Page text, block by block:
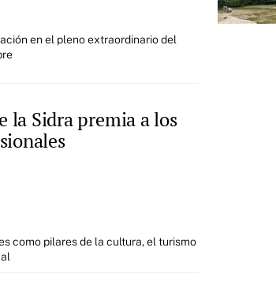
en el pleno extraordinario del
la Sidra premia a los
como pilares de la cultura, el turismo